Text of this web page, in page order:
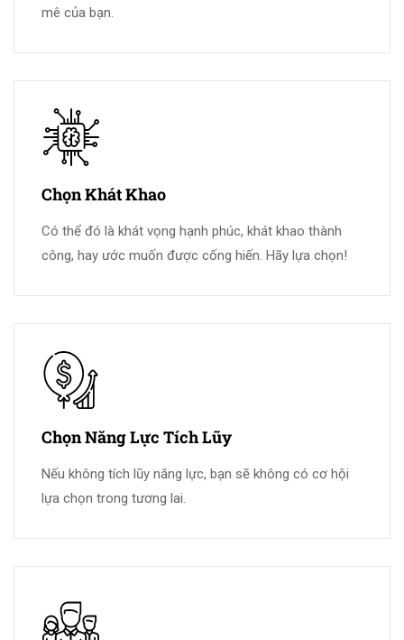
mê của bạn.
Chọn Khát Khao
Có thể đó là khát vọng hạnh phúc, khát khao thành
công, hay ước muốn được cống hiến. Hãy lựa chọn!
Chọn Năng Lực Tích Lũy
Nếu không tích lũy năng lực, bạn sẽ không có cơ hội
lựa chọn trong tương lai.